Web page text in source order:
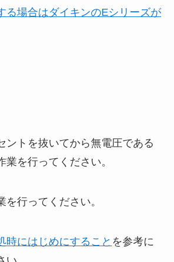
る場合はダイキンのEシリーズが
ントを抜いてから無電圧である
業を行ってください。
行ってください。
時にはじめにすること を参考に